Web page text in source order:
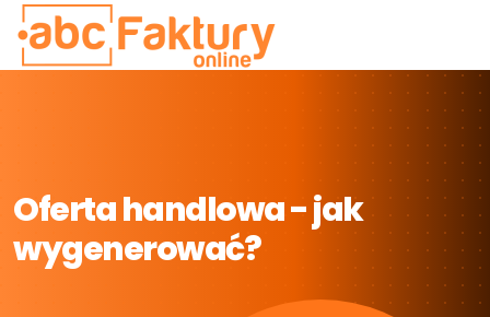
Oferta handlowa - jak
wygenerować?